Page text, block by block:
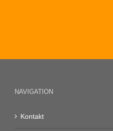
NAVIGATION
Kontakt